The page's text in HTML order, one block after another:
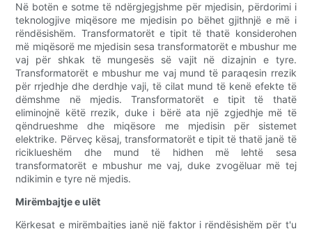
Në botën e sotme të ndërgjegjshme për mjedisin, përdorimi i
teknologjive miqësore me mjedisin po bëhet gjithnjë e më i
rëndësishëm. Transformatorët e tipit të thatë konsiderohen
më miqësorë me mjedisin sesa transformatorët e mbushur me
vaj për shkak të mungesës së vajit në dizajnin e tyre.
Transformatorët e mbushur me vaj mund të paraqesin rrezik
për rrjedhje dhe derdhje vaji, të cilat mund të kenë efekte të
dëmshme në mjedis. Transformatorët e tipit të thatë
eliminojnë këtë rrezik, duke i bërë ata një zgjedhje më të
qëndrueshme dhe miqësore me mjedisin për sistemet
elektrike. Përveç kësaj, transformatorët e tipit të thatë janë të
riciklueshëm dhe mund të hidhen më lehtë sesa
transformatorët e mbushur me vaj, duke zvogëluar më tej
ndikimin e tyre në mjedis.
Mirëmbajtje e ulët
Kërkesat e mirëmbajtjes janë një faktor i rëndësishëm për t'u